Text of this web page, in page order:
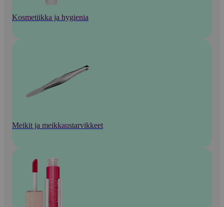
Kosmetiikka ja hygienia
Meikit ja meikkaustarvikkeet